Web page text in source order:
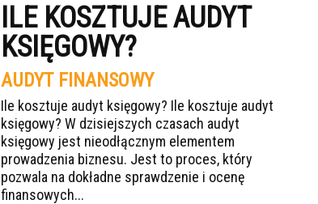
ILE KOSZTUJE AUDYT
KSIĘGOWY?
AUDYT FINANSOWY
Ile kosztuje audyt księgowy? Ile kosztuje audyt
księgowy? W dzisiejszych czasach audyt
księgowy jest nieodłącznym elementem
prowadzenia biznesu. Jest to proces, który
pozwala na dokładne sprawdzenie i ocenę
finansowych...